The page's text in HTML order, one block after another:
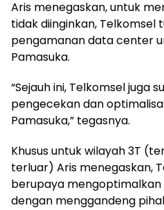
Aris menegaskan, untuk
tidak diinginkan, Telkomsel
pengamanan data center
Pamasuka.
“Sejauh ini, Telkomsel juga
pengecekan dan
Pamasuka,” tegasnya.
Khusus untuk wilayah 3T
terluar) Aris menegaskan,
berupaya
dengan menggandeng